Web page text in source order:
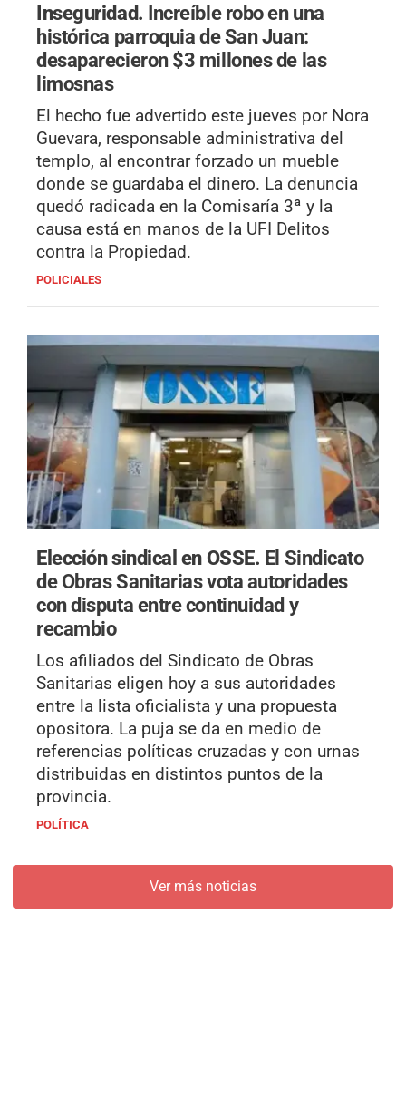
Inseguridad. Increíble robo en una
histórica parroquia de San Juan:
desaparecieron $3 millones de las
limosnas
El hecho fue advertido este jueves por Nora
Guevara, responsable administrativa del
templo, al encontrar forzado un mueble
donde se guardaba el dinero. La denuncia
quedó radicada en la Comisaría 3ª y la
causa está en manos de la UFI Delitos
contra la Propiedad.
POLICIALES
Elección sindical en OSSE. El Sindicato
de Obras Sanitarias vota autoridades
con disputa entre continuidad y
recambio
Los afiliados del Sindicato de Obras
Sanitarias eligen hoy a sus autoridades
entre la lista oficialista y una propuesta
opositora. La puja se da en medio de
referencias políticas cruzadas y con urnas
distribuidas en distintos puntos de la
provincia.
POLÍTICA
Ver más noticias